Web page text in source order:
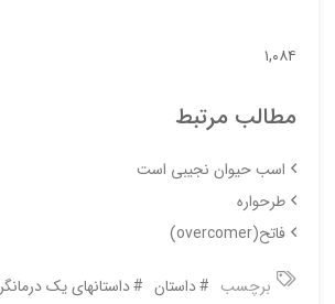
۱,۰۸۴
مطالب مرتبط
اسب حیوان نجیبی است
طرحواره
فاتح(overcomer)
برچسب
داستان داستانهای یک درمانگر